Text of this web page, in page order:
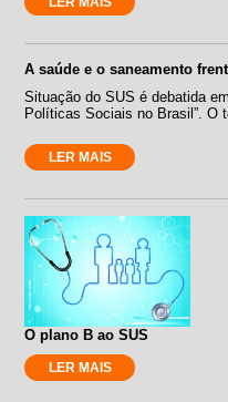
A saúde e o saneamento
Situação do SUS é debatida
Políticas Sociais no Brasil”. O
LER MAIS
O plano B ao SUS
LER MAIS